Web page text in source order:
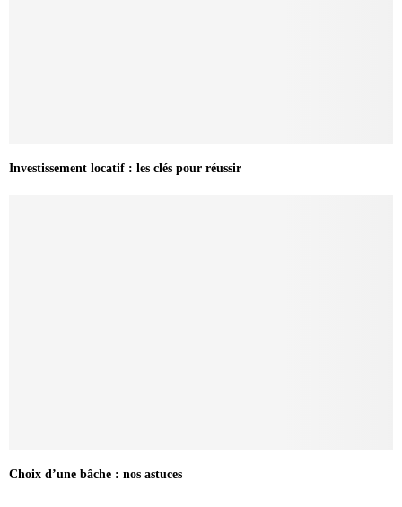
Investissement locatif : les clés pour réussir
Choix d’une bâche : nos astuces